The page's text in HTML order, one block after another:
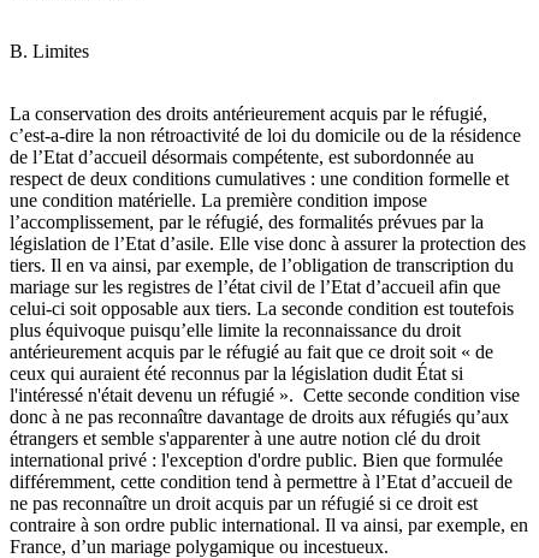
B. Limites
La conservation des droits antérieurement acquis par le réfugié,
c’est-a-dire la non rétroactivité de loi du domicile ou de la résidence
de l’Etat d’accueil désormais compétente, est subordonnée au
respect de deux conditions cumulatives : une condition formelle et
une condition matérielle. La première condition impose
l’accomplissement, par le réfugié, des formalités prévues par la
législation de l’Etat d’asile. Elle vise donc à assurer la protection des
tiers. Il en va ainsi, par exemple, de l’obligation de transcription du
mariage sur les registres de l’état civil de l’Etat d’accueil afin que
celui-ci soit opposable aux tiers. La seconde condition est toutefois
plus équivoque puisqu’elle limite la reconnaissance du droit
antérieurement acquis par le réfugié au fait que ce droit soit « de
ceux qui auraient été reconnus par la législation dudit État si
l'intéressé n'était devenu un réfugié ». Cette seconde condition vise
donc à ne pas reconnaître davantage de droits aux réfugiés qu’aux
étrangers et semble s'apparenter à une autre notion clé du droit
international privé : l'exception d'ordre public. Bien que formulée
différemment, cette condition tend à permettre à l’Etat d’accueil de
ne pas reconnaître un droit acquis par un réfugié si ce droit est
contraire à son ordre public international. Il va ainsi, par exemple, en
France, d’un mariage polygamique ou incestueux.